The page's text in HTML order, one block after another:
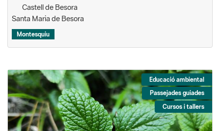
Castell de Besora
Santa Maria de Besora
Montesquiu
Educació ambiental
Passejades guiades
Cursos i tallers